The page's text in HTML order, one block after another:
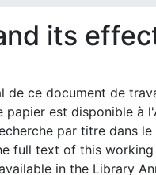
its
de ce document de
papier est disponible à
par titre dans
full text of this
in the Library